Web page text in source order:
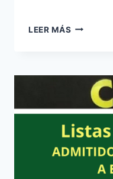
LEER MÁS 13
FECHA
EXAMEN
PRUEBAS
GUARDIA
CIVIL